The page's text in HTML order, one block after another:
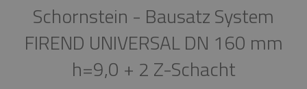
Schornstein - Bausatz System
FIREND UNIVERSAL DN 160 mm
h=9,0 + 2 Z-Schacht